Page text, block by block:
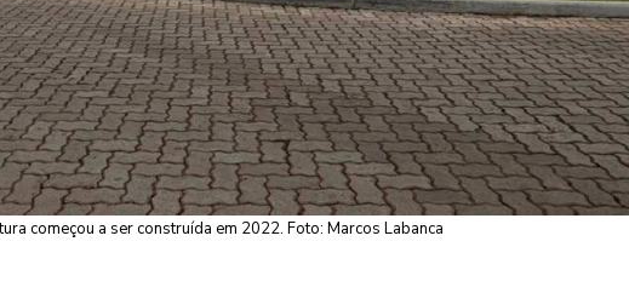
começou a ser construída em 2022. Foto: Marcos Labanca